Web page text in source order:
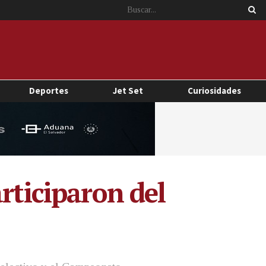
Deportes Jet Set Curiosidades
del